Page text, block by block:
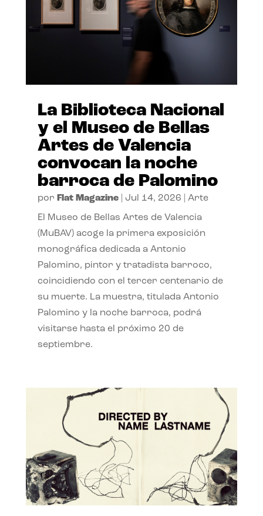
La Biblioteca Nacional
y el Museo de Bellas
Artes de Valencia
convocan la noche
barroca de Palomino
por Flat Magazine| Jul 14, 2026 Arte
El Museo de Bellas Artes de Valencia
(MuBAV) acoge la primera exposición
monográfica dedicada a Antonio
Palomino, pintor y tratadista barroco,
coincidiendo con el tercer centenario de
su muerte. La muestra, titulada Antonio
Palomino y la noche barroca, podrá
visitarse hasta el próximo 20 de
septiembre.